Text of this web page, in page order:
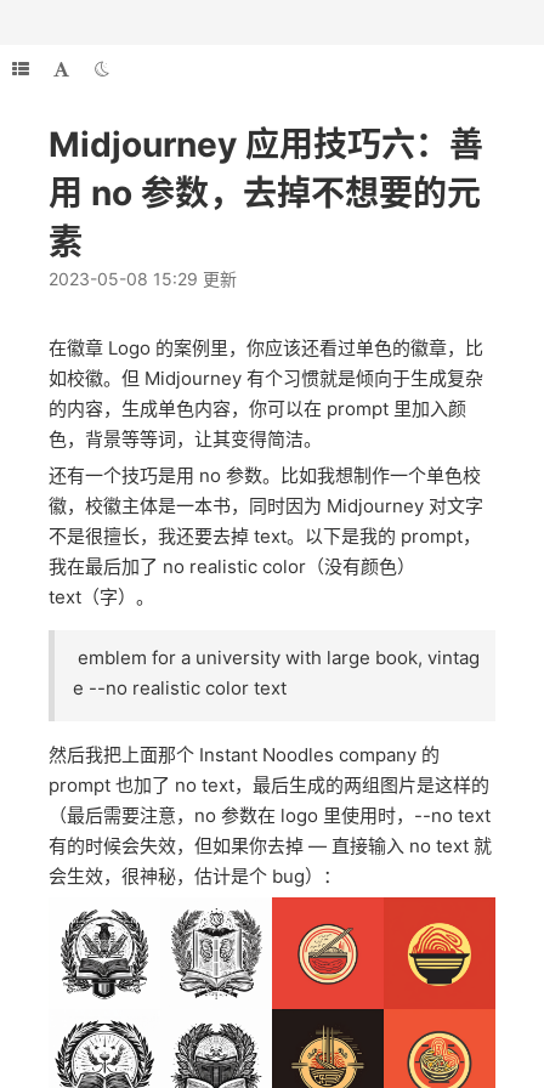
Midjourney 应用技巧六：善
用 no 参数，去掉不想要的元
素
2023-05-08 15:29 更新
在徽章 Logo 的案例里，你应该还看过单色的徽章，比
如校徽。但 Midjourney 有个习惯就是倾向于生成复杂
的内容，生成单色内容，你可以在 prompt 里加入颜
色，背景等等词，让其变得简洁。
还有一个技巧是用 no 参数。比如我想制作一个单色校
徽，校徽主体是一本书，同时因为 Midjourney 对文字
不是很擅长，我还要去掉 text。以下是我的 prompt，
我在最后加了 no realistic color（没有颜色）
text（字）。
emblem for a university with large book, vintag
e --no realistic color text
然后我把上面那个 Instant Noodles company 的
prompt 也加了 no text，最后生成的两组图片是这样的
（最后需要注意，no 参数在 logo 里使用时，--no text
有的时候会失效，但如果你去掉 — 直接输入 no text 就
会生效，很神秘，估计是个 bug）：